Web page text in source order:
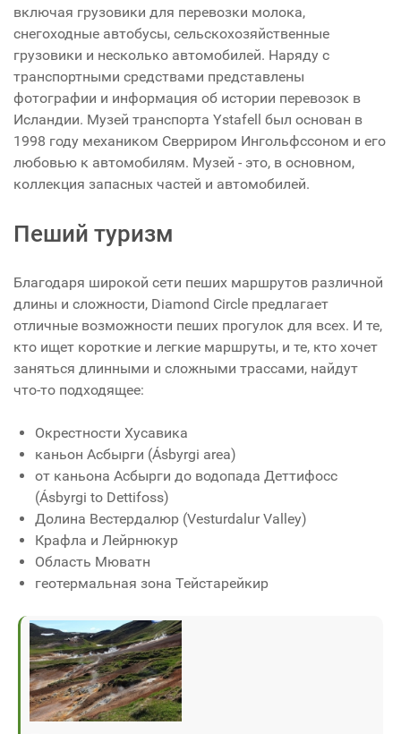
включая грузовики для перевозки молока,
снегоходные автобусы, сельскохозяйственные
грузовики и несколько автомобилей. Наряду с
транспортными средствами представлены
фотографии и информация об истории перевозок в
Исландии. Музей транспорта Ystafell был основан в
1998 году механиком Сверриром Ингольфссоном и его
любовью к автомобилям. Музей - это, в основном,
коллекция запасных частей и автомобилей.
Пеший туризм
Благодаря широкой сети пеших маршрутов различной
длины и сложности, Diamond Circle предлагает
отличные возможности пеших прогулок для всех. И те,
кто ищет короткие и легкие маршруты, и те, кто хочет
заняться длинными и сложными трассами, найдут
что-то подходящее:
Окрестности Хусавика
каньон Асбырги (Ásbyrgi area)
от каньона Асбырги до водопада Деттифосс
(Ásbyrgi to Dettifoss)
Долина Вестердалюр (Vesturdalur Valley)
Крафла и Лейрнюкур
Область Мюватн
геотермальная зона Тейстарейкир